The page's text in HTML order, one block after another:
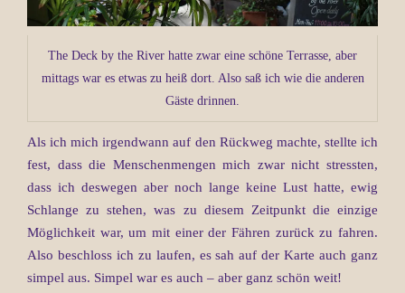
The Deck by the River hatte zwar eine schöne Terrasse, aber
mittags war es etwas zu heiß dort. Also saß ich wie die anderen
Gäste drinnen.
Als ich mich irgendwann auf den Rückweg machte, stellte ich
fest, dass die Menschenmengen mich zwar nicht stressten,
dass ich deswegen aber noch lange keine Lust hatte, ewig
Schlange zu stehen, was zu diesem Zeitpunkt die einzige
Möglichkeit war, um mit einer der Fähren zurück zu fahren.
Also beschloss ich zu laufen, es sah auf der Karte auch ganz
simpel aus. Simpel war es auch – aber ganz schön weit!